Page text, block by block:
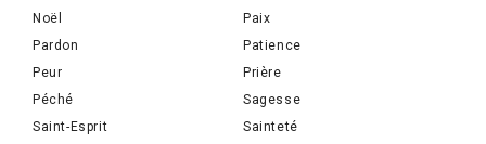
Noël
Paix
Pardon
Patience
Peur
Prière
Péché
Sagesse
Saint-Esprit
Sainteté